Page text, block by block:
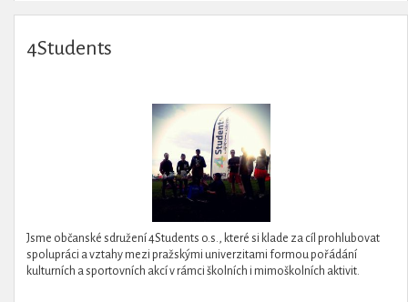
4Students
Jsme občanské sdružení 4Students o.s., které si klade za cíl prohlubovat
spolupráci a vztahy mezi pražskými univerzitami formou pořádání
kulturních a sportovních akcí v rámci školních i mimoškolních aktivit.